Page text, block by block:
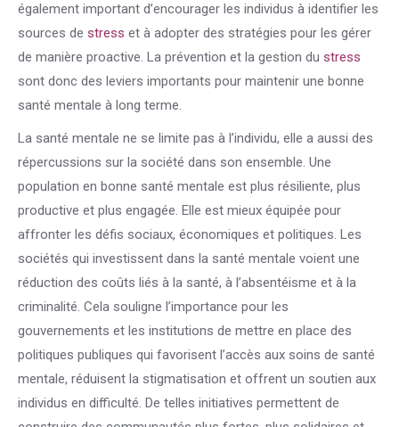
également important d’encourager les individus à identifier les
sources de stress et à adopter des stratégies pour les gérer
de manière proactive. La prévention et la gestion du stress
sont donc des leviers importants pour maintenir une bonne
santé mentale à long terme.
La santé mentale ne se limite pas à l’individu, elle a aussi des
répercussions sur la société dans son ensemble. Une
population en bonne santé mentale est plus résiliente, plus
productive et plus engagée. Elle est mieux équipée pour
affronter les défis sociaux, économiques et politiques. Les
sociétés qui investissent dans la santé mentale voient une
réduction des coûts liés à la santé, à l’absentéisme et à la
criminalité. Cela souligne l’importance pour les
gouvernements et les institutions de mettre en place des
politiques publiques qui favorisent l’accès aux soins de santé
mentale, réduisent la stigmatisation et offrent un soutien aux
individus en difficulté. De telles initiatives permettent de